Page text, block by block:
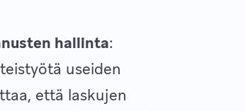
hallinta:
useiden
että laskujen